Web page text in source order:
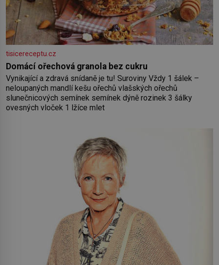
tisicereceptu.cz
Domácí ořechová granola bez cukru
Vynikající a zdravá snídaně je tu! Suroviny Vždy 1 šálek –
neloupaných mandlí kešu ořechů vlašských ořechů
slunečnicových semínek semínek dýně rozinek 3 šálky
ovesných vloček 1 lžíce mlet